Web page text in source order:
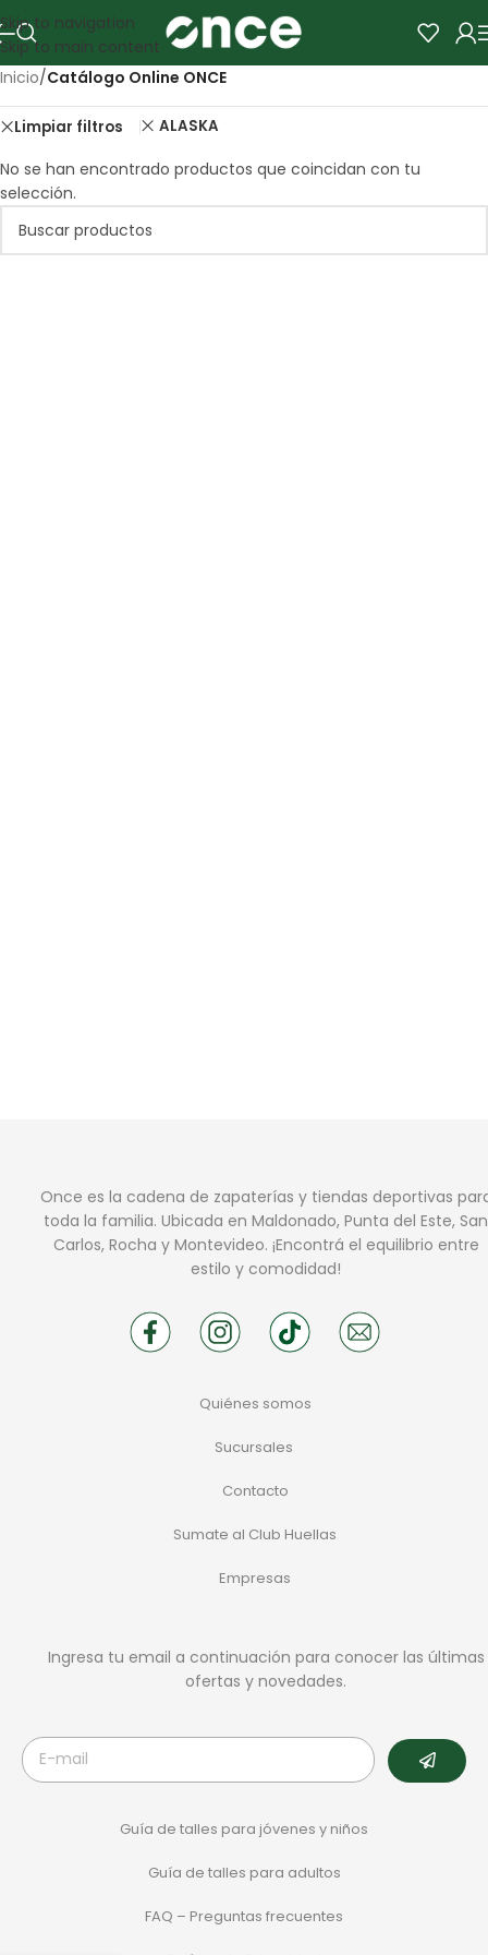
Skip to navigation
Skip to main content
Inicio/Catálogo Online ONCE
Limpiar filtros ALASKA
No se han encontrado productos que coincidan con tu
selección.
Once es la cadena de zapaterías y tiendas deportivas
toda la familia. Ubicada en Maldonado, Punta del Este, San
Carlos, Rocha y Montevideo. ¡Encontrá el equilibrio entre
estilo y comodidad!
Quiénes somos
Sucursales
Contacto
Sumate al Club Huellas
Empresas
Ingresa tu email a continuación para conocer las últimas
ofertas y novedades.
Guía de talles para jóvenes y niños
Guía de talles para adultos
FAQ – Preguntas frecuentes